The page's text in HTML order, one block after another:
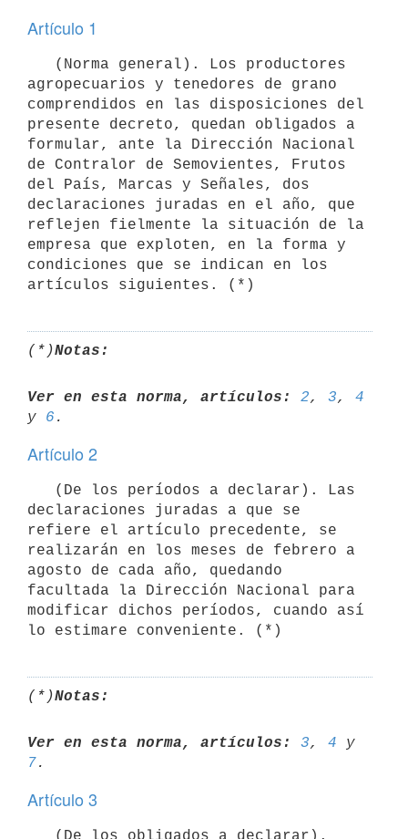
Artículo 1
agropecuarios y tenedores de grano
comprendidos en las disposiciones del
presente decreto, quedan obligados a
formular, ante la Dirección Nacional
de Contralor de Semovientes, Frutos
del País, Marcas y Señales, dos
declaraciones juradas en el año, que
reflejen fielmente la situación de la
empresa que exploten, en la forma y
condiciones que se indican en los
(*)Notas:
Ver en esta norma, artículos: 2, 3, 4
y 6
Artículo 2
declaraciones juradas a que se
refiere el artículo precedente, se
realizarán en los meses de febrero a
agosto de cada año, quedando
facultada la Dirección Nacional para
modificar dichos períodos, cuando así
(*)Notas:
Ver en esta norma, artículos: 3, 4
7
Artículo 3